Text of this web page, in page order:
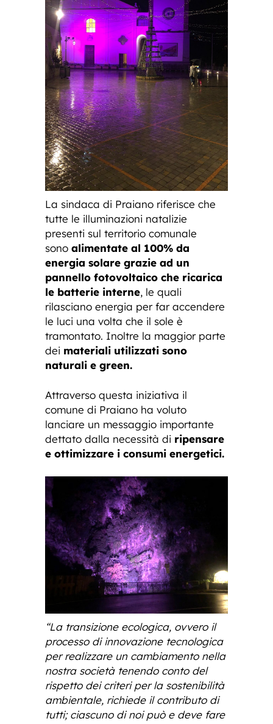
La sindaca di Praiano riferisce che
tutte le illuminazioni natalizie
presenti sul territorio comunale
sono alimentate al 100% da
energia solare grazie ad un
pannello fotovoltaico che ricarica
le batterie interne, le quali
rilasciano energia per far accendere
le luci una volta che il sole è
tramontato. Inoltre la maggior parte
dei materiali utilizzati sono
naturali e green.
Attraverso questa iniziativa il
comune di Praiano ha voluto
lanciare un messaggio importante
dettato dalla necessità di ripensare
e ottimizzare i consumi energetici.
“La transizione ecologica, ovvero il
processo di innovazione tecnologica
per realizzare un cambiamento nella
nostra società tenendo conto del
rispetto dei criteri per la sostenibilità
ambientale, richiede il contributo di
tutti; ciascuno di noi può e deve fare